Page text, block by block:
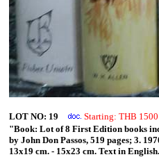
LOT NO: 19
Starting: THB
"Book: Lot of 8 First Edition books
by John Don Passos, 519 pages; 3.
13x19 cm. - 15x23 cm. Text in